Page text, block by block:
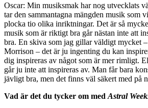
Oscar: Min musiksmak har nog utvecklats
tar den sammantagna mängden musik som
plocka tio olika inriktningar. Det är så
musik som är riktigt bra går nästan inte att
bra. En skiva som jag gillar väldigt mycket –
Morrison – det är ju ingenting du kan
dig inspireras av något som är mer rimligt.
går ju inte att inspireras av. Man får bara
jävligt bra, men det finns väl säkert med på
Vad är det du tycker om med Astral